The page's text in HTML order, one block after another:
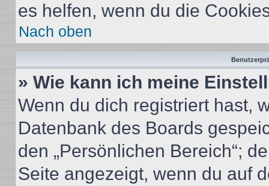
es helfen, wenn du die
Nach oben
» Wie kann ich meine
Wenn du dich registriert hast,
Datenbank des Boards
den „Persönlichen Bereich“;
Seite angezeigt, wenn du auf